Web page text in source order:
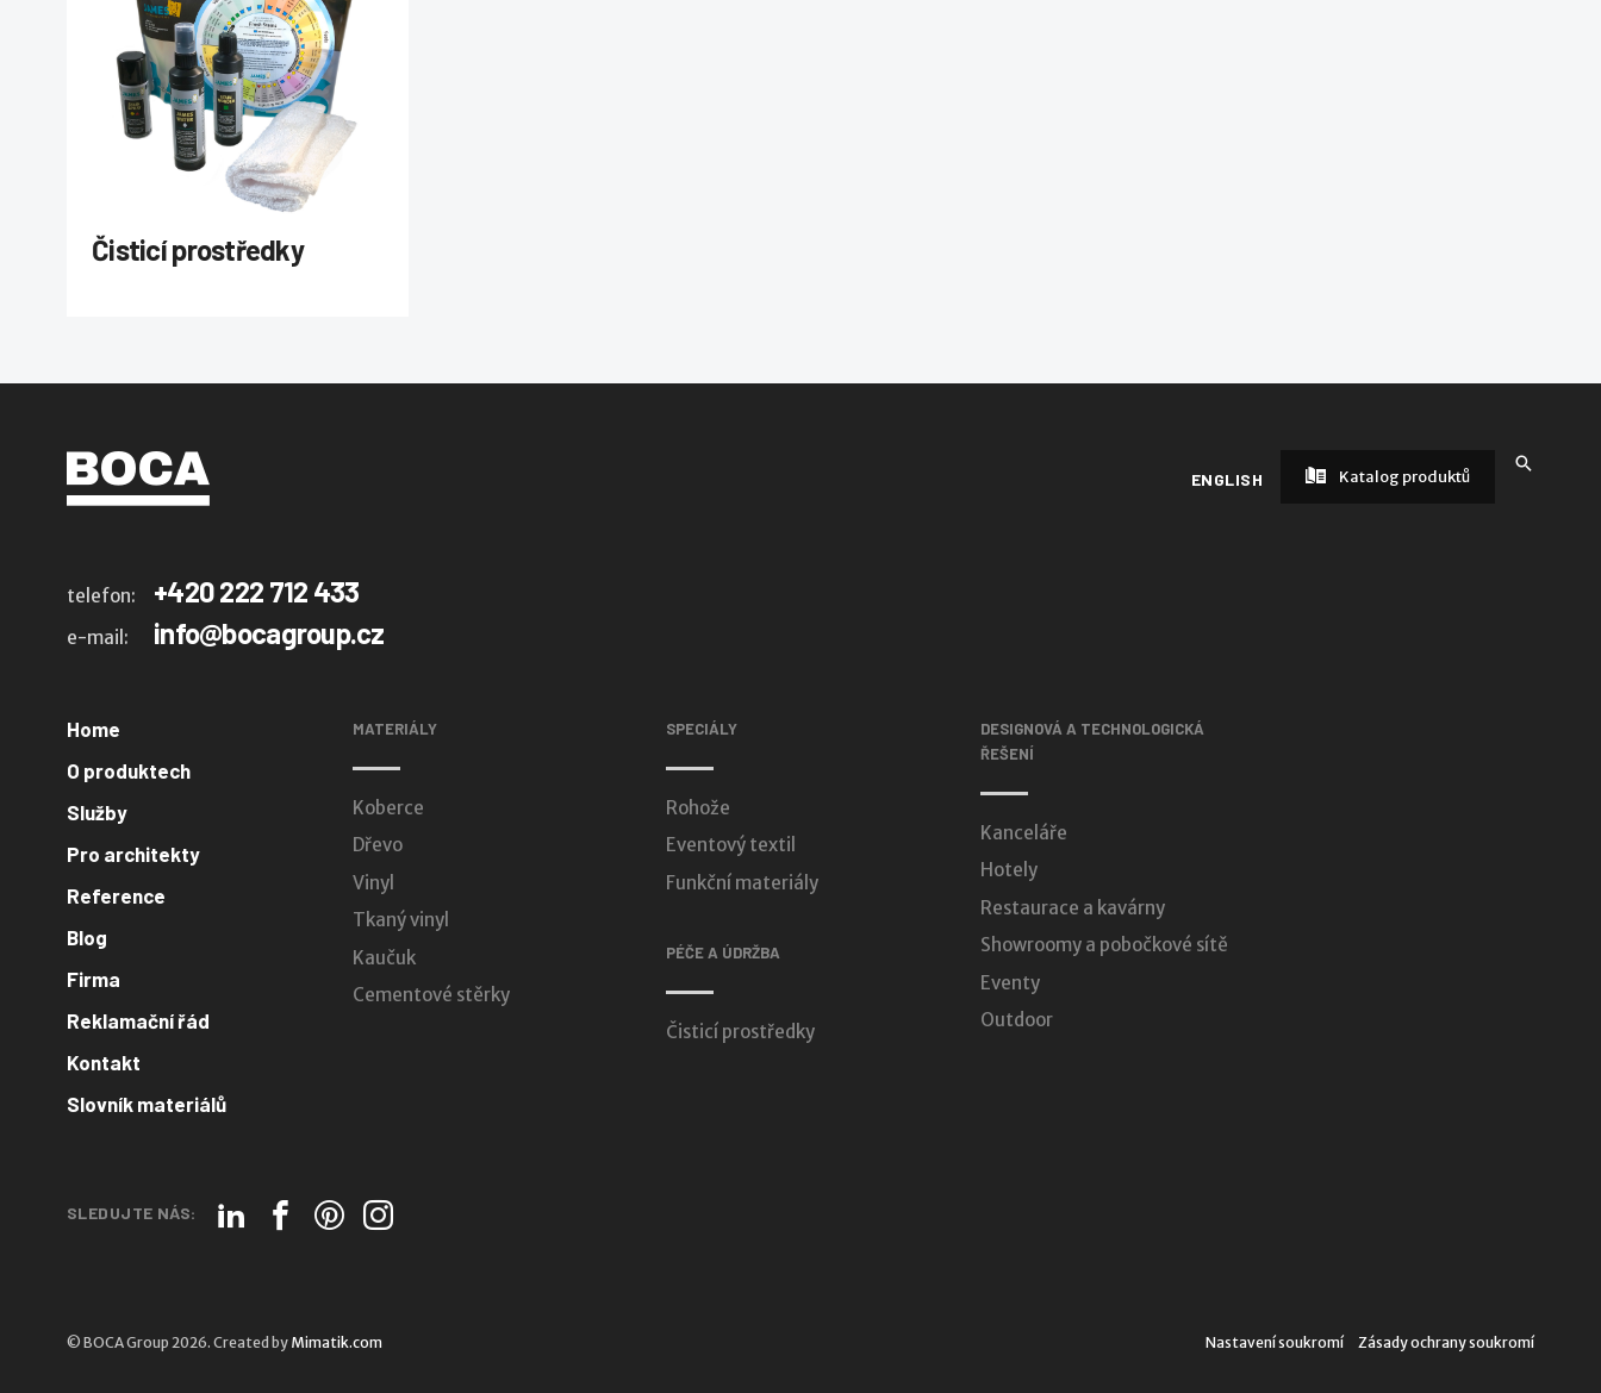
Čisticí prostředky
ENGLISH Katalog produktů
telefon: +420 222 712 433
e-mail: info@bocagroup.cz
Home
O produktech
Služby
Pro architekty
Reference
Blog
Firma
Reklamační řád
Kontakt
Slovník materiálů
MATERIÁLY
Koberce
Dřevo
Vinyl
Tkaný vinyl
Kaučuk
Cementové stěrky
SPECIÁLY
Rohože
Eventový textil
Funkční materiály
PÉČE A ÚDRŽBA
Čisticí prostředky
DESIGNOVÁ A TECHNOLOGICKÁ
ŘEŠENÍ
Kanceláře
Hotely
Restaurace a kavárny
Showroomy a pobočkové sítě
Eventy
Outdoor
SLEDUJTE NÁS:
© BOCA Group 2026. Created by Mimatik.com Nastavení soukromí Zásady ochrany soukromí